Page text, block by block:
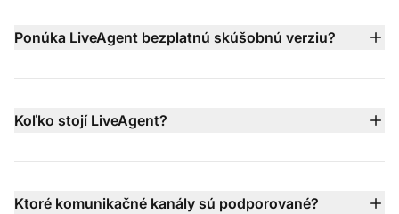
dokumenty na okamžité odpovedanie na bežné otázky.
vašim ľudským agentom s plným kontextom.
Ponúka LiveAgent bezplatnú skúšobnú verziu?
vyskúšať všetky funkcie pred rozhodnutím o platenom
Koľko stojí LiveAgent?
vrátane plánov Small, Medium, Large a Enterprise —
Ktoré komunikačné kanály sú podporované?